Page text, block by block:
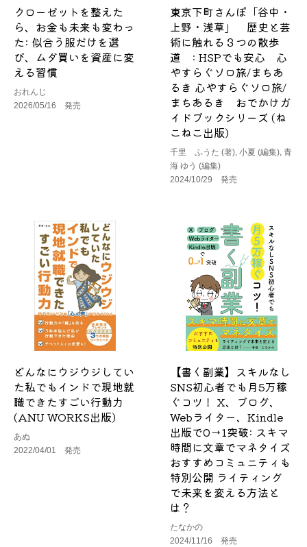
クローゼットを整えた
ら、お金も未来も変わっ
た: 似合う服だけを選
び、ムダ買いを資産に変
える習慣
おれんじ
2026/05/16 発売
東京下町さんぽ「谷中・
上野・浅草」 歴史と芸
術に触れる３つの散歩
道 : HSPでも安心 心
やすらぐソロ旅/まちあ
るき 心やすらぐソロ旅/
まちあるき おでかけガ
イドブックシリーズ (ね
こねこ出版)
千里 ふうた (著), 小夏 (編集), 青
海 ゆう (編集)
2024/10/29 発売
どんなにウジウジしてい
た私でもインドで現地就
職できたすごい行動力
(ANU WORKS出版)
あぬ
2022/04/01 発売
【書く副業】スキルなし
SNS初心者でも月5万稼
ぐコツ！ X、ブログ、
Webライター、Kindle
出版で0→1突破: スキマ
時間に文章でマネタイズ
おすすめコミュニティも
特別公開 ライティング
で未来を変える方法と
は？
たなかの
2024/11/16 発売